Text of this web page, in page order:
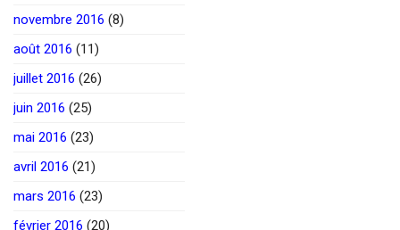
novembre 2016 (8)
août 2016 (11)
juillet 2016 (26)
juin 2016 (25)
mai 2016 (23)
avril 2016 (21)
mars 2016 (23)
février 2016 (20)